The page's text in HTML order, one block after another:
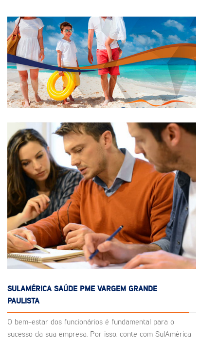
SULAMÉRICA SAÚDE PME VARGEM GRANDE
PAULISTA
O bem-estar dos funcionários é fundamental para o
sucesso da sua empresa. Por isso, conte com SulAmérica